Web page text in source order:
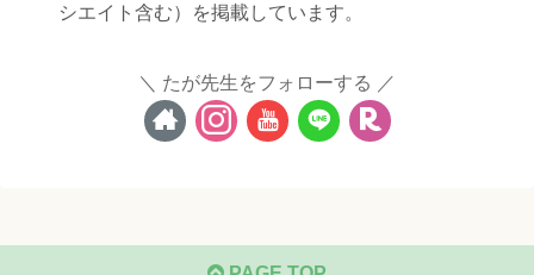
シエイト含む）を掲載しています。
たが先生をフォローする